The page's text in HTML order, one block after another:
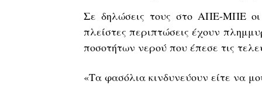
Σε δηλώσεις τους στο ΑΠΕ-ΜΠΕ
πλείστες περιπτώσεις έχουν
ποσοτήτων νερού που έπεσε τις
«Τα φασόλια κινδυνεύουν είτε να